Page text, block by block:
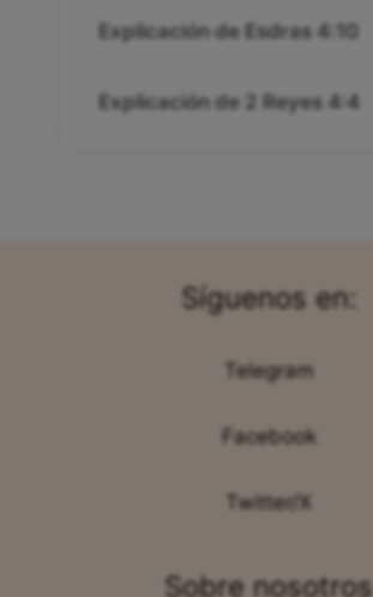
Explicación de Esdras 4:10
Explicación de 2 Reyes 4:4
Síguenos en:
Telegram
Facebook
Twitter/X
Sobre nosotros